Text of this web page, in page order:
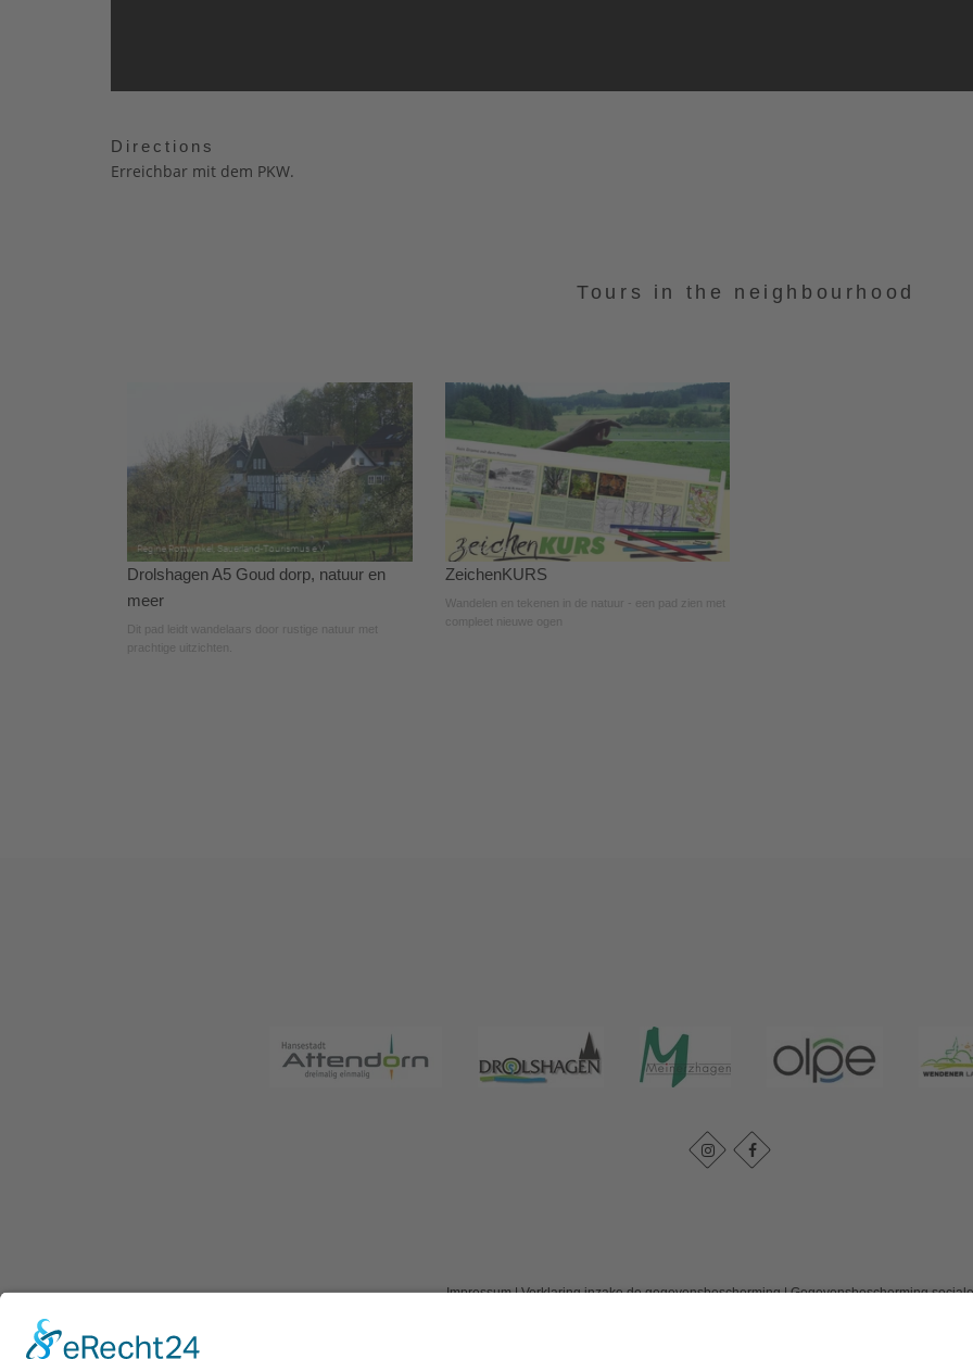
Directions
Erreichbar mit dem PKW.
Tours in the neighbourhood
Drolshagen A5 Goud dorp, natuur en
meer
Dit pad leidt wandelaars door rustige natuur met
prachtige uitzichten.
ZeichenKURS
Wandelen en tekenen in de natuur - een pad zien met
compleet nieuwe ogen
Impressum|Verklaring inzake de gegevensbescherming|Gegevensbescherming